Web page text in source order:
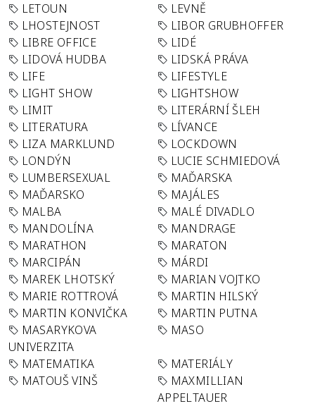
LETOUN
LEVNĚ
LHOSTEJNOST
LIBOR GRUBHOFFER
LIBRE OFFICE
LIDÉ
LIDOVÁ HUDBA
LIDSKÁ PRÁVA
LIFE
LIFESTYLE
LIGHT SHOW
LIGHTSHOW
LIMIT
LITERÁRNÍ ŠLEH
LITERATURA
LÍVANCE
LIZA MARKLUND
LOCKDOWN
LONDÝN
LUCIE SCHMIEDOVÁ
LUMBERSEXUAL
MAĎARSKA
MAĎARSKO
MAJÁLES
MALBA
MALÉ DIVADLO
MANDOLÍNA
MANDRAGE
MARATHON
MARATON
MARCIPÁN
MÁRDI
MAREK LHOTSKÝ
MARIAN VOJTKO
MARIE ROTTROVÁ
MARTIN HILSKÝ
MARTIN KONVIČKA
MARTIN PUTNA
MASARYKOVA
UNIVERZITA
MASO
MATEMATIKA
MATERIÁLY
MATOUŠ VINŠ
MAXMILLIAN
APPELTAUER